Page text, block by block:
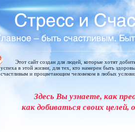
Этот сайт создан для людей, которые хотят
успеха в этой жизни, для тех, кто намерен быть
счастливым и процветающим человеком в любых
Здесь Вы узнаете, как
как добиваться своих